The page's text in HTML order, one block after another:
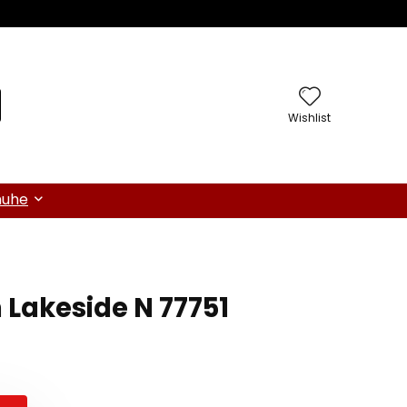
Wishlist
N 77751